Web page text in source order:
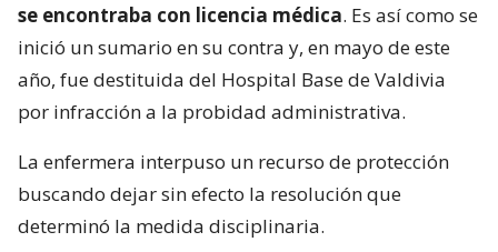
se encontraba con licencia médica. Es así como se
inició un sumario en su contra y, en mayo de este
año, fue destituida del Hospital Base de Valdivia
por infracción a la probidad administrativa.
La enfermera interpuso un recurso de protección
buscando dejar sin efecto la resolución que
determinó la medida disciplinaria.